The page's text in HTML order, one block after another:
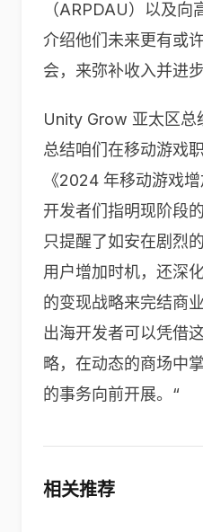
（ARPDAU）以及向
介绍他们未来更有或
会，来弥补收入并进步
Unity Grow 亚太区总
总结咱们在移动游戏
《2024 年移动游戏
开发者们指明现阶段
只提醒了如安在剧烈
用户增加时机，还深
的变现战略来完结商
出海开发者可以凭借
略，在动态的商场中
的事务向前开展。“
相关推荐